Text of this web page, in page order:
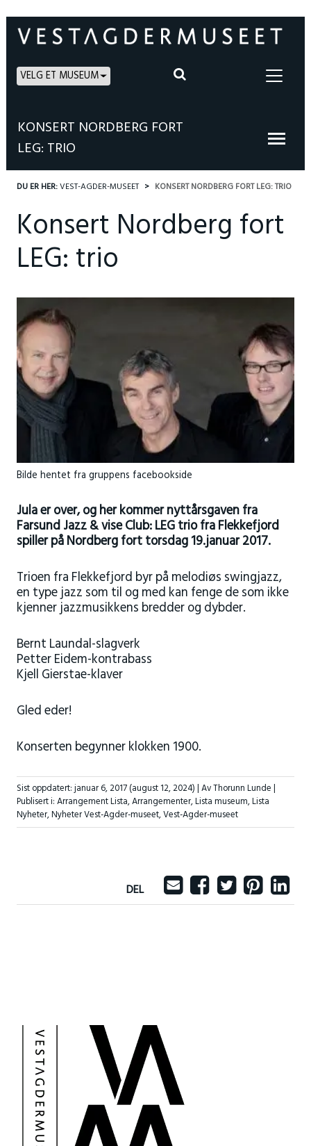
VELG ET MUSEUM
KONSERT NORDBERG FORT
LEG: TRIO
DU ER HER:VEST-AGDER-MUSEET KONSERT NORDBERG FORT LEG: TRIO
Konsert Nordberg fort
LEG: trio
Bilde hentet fra gruppens facebookside
Jula er over, og her kommer nyttårsgaven fra
Farsund Jazz & vise Club: LEG trio fra Flekkefjord
spiller på Nordberg fort torsdag 19.januar 2017.
Trioen fra Flekkefjord byr på melodiøs swingjazz,
en type jazz som til og med kan fenge de som ikke
kjenner jazzmusikkens bredder og dybder.
Bernt Laundal-slagverk
Petter Eidem-kontrabass
Kjell Gierstae-klaver
Gled eder!
Konserten begynner klokken 1900.
Sist oppdatert:januar 6, 2017(august 12, 2024)| Av Thorunn Lunde |
Publisert i:Arrangement Lista,Arrangementer,Lista museum,Lista
Nyheter,Nyheter Vest-Agder-museet,Vest-Agder-museet
DEL